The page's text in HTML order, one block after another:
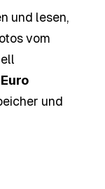
und lesen,
vom
und